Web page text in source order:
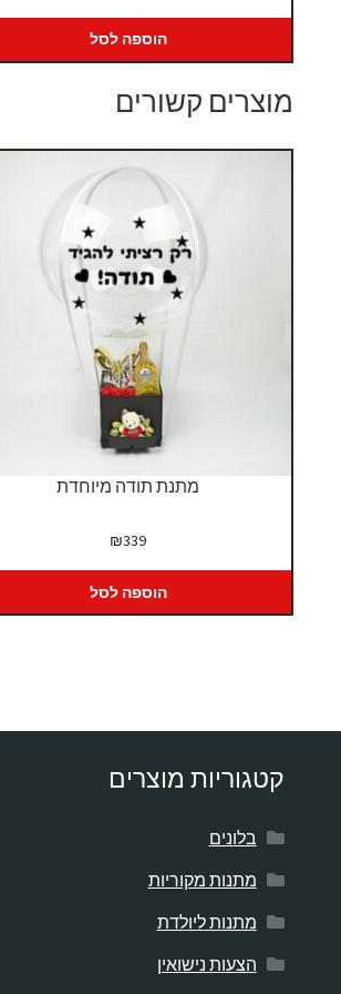
הוספה לסל
מוצרים קשורים
מתנת תודה מיוחדת
₪339
הוספה לסל
קטגוריות מוצרים
בלונים
מתנות מקוריות
מתנות ליולדת
הצעות נישואין